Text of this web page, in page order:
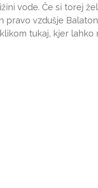
vode. Če si torej
vzdušje
tukaj, kjer lahko